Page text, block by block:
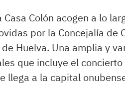
Casa Colón acogen a lo
por la Concejalía de
Huelva. Una amplia y
que incluye el
llega a la capital